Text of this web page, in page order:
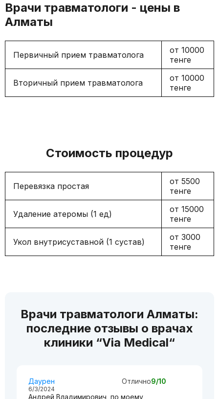
Врачи травматологи - цены в
Алматы
Первичный прием травматолога
от 10000
тенге
Вторичный прием травматолога
от 10000
тенге
Стоимость процедур
Перевязка простая
от 5500
тенге
Удаление атеромы (1 ед)
от 15000
тенге
Укол внутрисуставной (1 сустав)
от 3000
тенге
Врачи травматологи Алматы:
последние отзывы о врачах
клиники “Via Medical“
Даурен Отлично9/10
6/3/2024
Андрей Владимирович, по моему